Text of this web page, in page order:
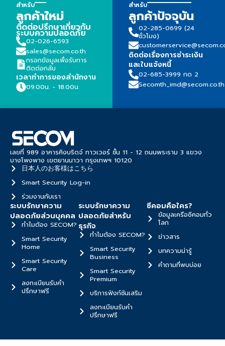
สำหรับ
ลูกค้าใหม่
ติดต่อปรึกษาเกี่ยวกับ
ระบบความปลอดภัย
02-026-6593
sales@secom.co.th
กรอกข้อมูลเพื่อรับการ
ติดต่อกลับ
เวลาทำการของสำนักงาน
09.00น. - 18.00น.
สำหรับ
ลูกค้าปัจจุบัน
02-285-0699 (24
ชั่วโมง)
ติดต่อเรื่องการชำระเงิน
และใบแจ้งหนี้
02-685-3999 กด 2
Secomth_imd@secom.co.th
เลขที่ 989 อาคารคิงบริดจ์ ทาวเวอร์ ชั้น 11 - 12 ถนนพระราม 3 แขวง
บางโพงพาง เขตยานนาวา กรุงเทพฯ 10120
日本人のお客様はこちら
Smart Security Log-in
ร่วมงานกับเรา
ระบบรักษาความ
ปลอดภัยส่วนบุคคล
ทำไมต้อง SECOM?
Smart Security
Home
Smart Security
Care
ลงทะเบียนรับคำ
ปรึกษาฟรี
ระบบรักษาความ
ปลอดภัยสำหรับ
ธุรกิจ
ทำไมต้อง SECOM?
Smart Security
Business
Smart Security
Premium
บริการฟังก์ชันเสริม
ลงทะเบียนรับคำ
ปรึกษาฟรี
ซีคอมคือใคร?
ข้อมูลเครือซีคอมทั่ว
โลก
ข่าวสาร
บทความน่ารู้
คำถามที่พบบ่อย